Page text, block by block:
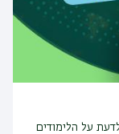
על הלימודים